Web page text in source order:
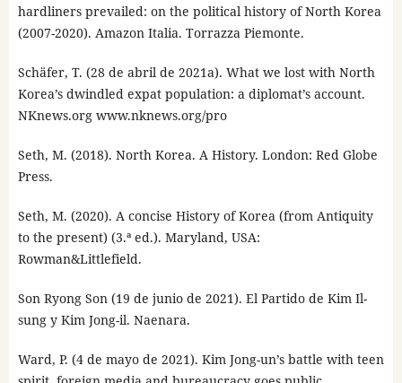
hardliners prevailed: on the political history of North Korea
(2007-2020). Amazon Italia. Torrazza Piemonte.
Schäfer, T. (28 de abril de 2021a). What we lost with North
Korea’s dwindled expat population: a diplomat’s account.
NKnews.org www.nknews.org/pro
Seth, M. (2018). North Korea. A History. London: Red Globe
Press.
Seth, M. (2020). A concise History of Korea (from Antiquity
to the present) (3.ª ed.). Maryland, USA:
Rowman&Littlefield.
Son Ryong Son (19 de junio de 2021). El Partido de Kim Il-
sung y Kim Jong-il. Naenara.
Ward, P. (4 de mayo de 2021). Kim Jong-un’s battle with teen